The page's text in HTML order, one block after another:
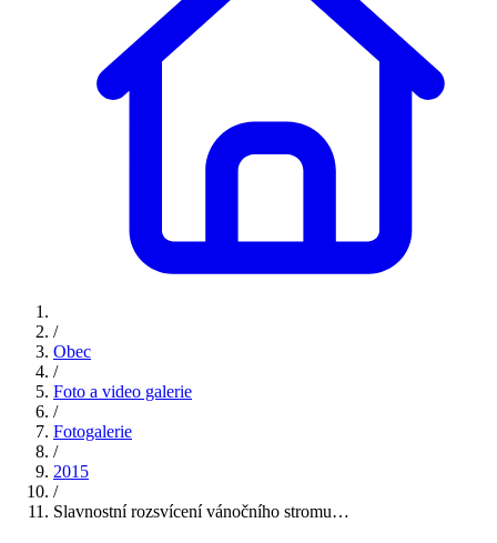
/
Obec
/
Foto a video galerie
/
Fotogalerie
/
2015
/
Slavnostní rozsvícení vánočního stromu…